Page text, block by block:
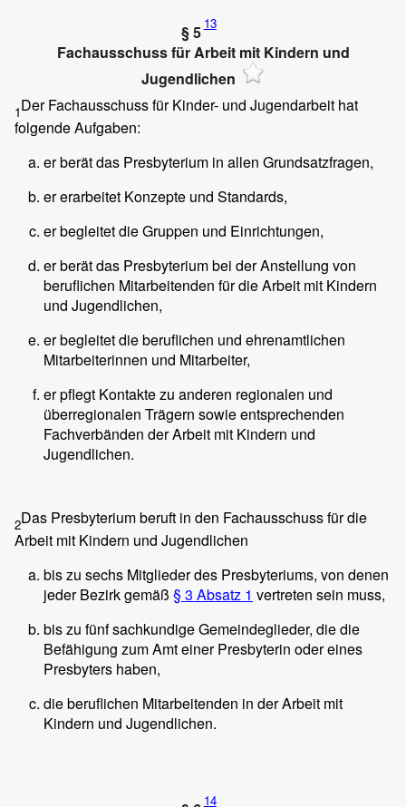
§ 5 13
Fachausschuss für Arbeit mit Kindern und
Jugendlichen
1Der Fachausschuss für Kinder- und Jugendarbeit hat
folgende Aufgaben:
er berät das Presbyterium in allen Grundsatzfragen,
er erarbeitet Konzepte und Standards,
er begleitet die Gruppen und Einrichtungen,
er berät das Presbyterium bei der Anstellung von
beruflichen Mitarbeitenden für die Arbeit mit Kindern
und Jugendlichen,
er begleitet die beruflichen und ehrenamtlichen
Mitarbeiterinnen und Mitarbeiter,
er pflegt Kontakte zu anderen regionalen und
überregionalen Trägern sowie entsprechenden
Fachverbänden der Arbeit mit Kindern und
Jugendlichen.
2Das Presbyterium beruft in den Fachausschuss für die
Arbeit mit Kindern und Jugendlichen
bis zu sechs Mitglieder des Presbyteriums, von denen
jeder Bezirk gemäß § 3 Absatz 1 vertreten sein muss,
bis zu fünf sachkundige Gemeindeglieder, die die
Befähigung zum Amt einer Presbyterin oder eines
Presbyters haben,
die beruflichen Mitarbeitenden in der Arbeit mit
Kindern und Jugendlichen.
14